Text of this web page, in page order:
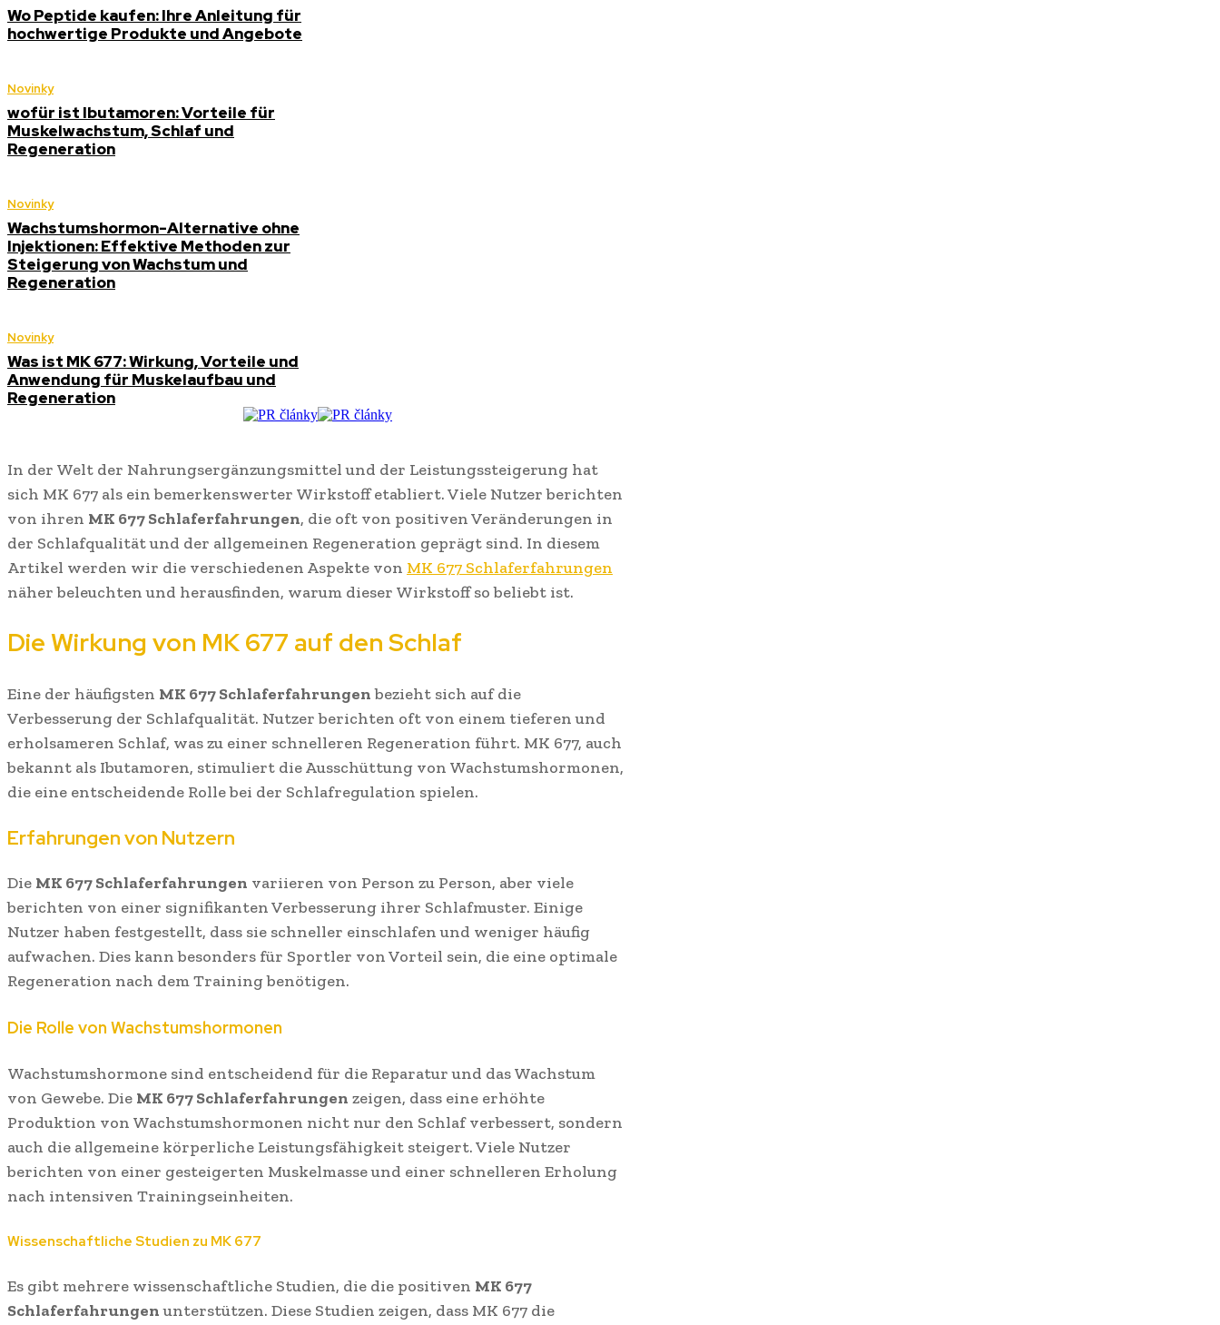
Wo Peptide kaufen: Ihre Anleitung für
hochwertige Produkte und Angebote
Novinky
wofür ist Ibutamoren: Vorteile für
Muskelwachstum, Schlaf und
Regeneration
Novinky
Wachstumshormon-Alternative ohne
Injektionen: Effektive Methoden zur
Steigerung von Wachstum und
Regeneration
Novinky
Was ist MK 677: Wirkung, Vorteile und
Anwendung für Muskelaufbau und
Regeneration
In der Welt der Nahrungsergänzungsmittel und der Leistungssteigerung hat
sich MK 677 als ein bemerkenswerter Wirkstoff etabliert. Viele Nutzer berichten
von ihren MK 677 Schlaferfahrungen, die oft von positiven Veränderungen in
der Schlafqualität und der allgemeinen Regeneration geprägt sind. In diesem
Artikel werden wir die verschiedenen Aspekte von MK 677 Schlaferfahrungen
näher beleuchten und herausfinden, warum dieser Wirkstoff so beliebt ist.
Die Wirkung von MK 677 auf den Schlaf
Eine der häufigsten MK 677 Schlaferfahrungenbezieht sich auf die
Verbesserung der Schlafqualität. Nutzer berichten oft von einem tieferen und
erholsameren Schlaf, was zu einer schnelleren Regeneration führt. MK 677, auch
bekannt als Ibutamoren, stimuliert die Ausschüttung von Wachstumshormonen,
die eine entscheidende Rolle bei der Schlafregulation spielen.
Erfahrungen von Nutzern
Die MK 677 Schlaferfahrungen variieren von Person zu Person, aber viele
berichten von einer signifikanten Verbesserung ihrer Schlafmuster. Einige
Nutzer haben festgestellt, dass sie schneller einschlafen und weniger häufig
aufwachen. Dies kann besonders für Sportler von Vorteil sein, die eine optimale
Regeneration nach dem Training benötigen.
Die Rolle von Wachstumshormonen
Wachstumshormone sind entscheidend für die Reparatur und das Wachstum
von Gewebe. Die MK 677 Schlaferfahrungen zeigen, dass eine erhöhte
Produktion von Wachstumshormonen nicht nur den Schlaf verbessert, sondern
auch die allgemeine körperliche Leistungsfähigkeit steigert. Viele Nutzer
berichten von einer gesteigerten Muskelmasse und einer schnelleren Erholung
nach intensiven Trainingseinheiten.
Wissenschaftliche Studien zu MK 677
Es gibt mehrere wissenschaftliche Studien, die die positiven MK 677
Schlaferfahrungenunterstützen. Diese Studien zeigen, dass MK 677 die